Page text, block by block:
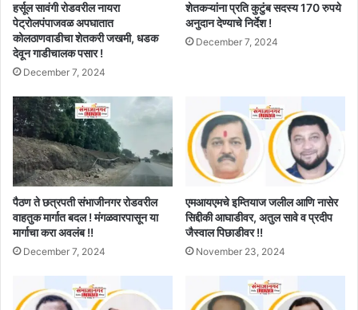
हर्सूल सावंगी रोडवरील नायरा
पेट्रोलपंपाजवळ अपघातात
कोलठाणवाडीचा शेतकरी जखमी, धडक
देवून गाडीचालक पसार !
December 7, 2024
शेतकऱ्यांना प्रति कुटुंब सदस्य 170 रुपये
अनुदान देण्याचे निर्देश !
December 7, 2024
पैठण ते छत्रपती संभाजीनगर रोडवरील
वाहतुक मार्गात बदल ! मंगळवारपासून या
मार्गाचा करा अवलंब !!
December 7, 2024
एमआयएमचे इम्तियाज जलील आणि नासेर
सिद्दीकी आघाडीवर, अतुल सावे व प्रदीप
जैस्वाल पिछाडीवर !!
November 23, 2024